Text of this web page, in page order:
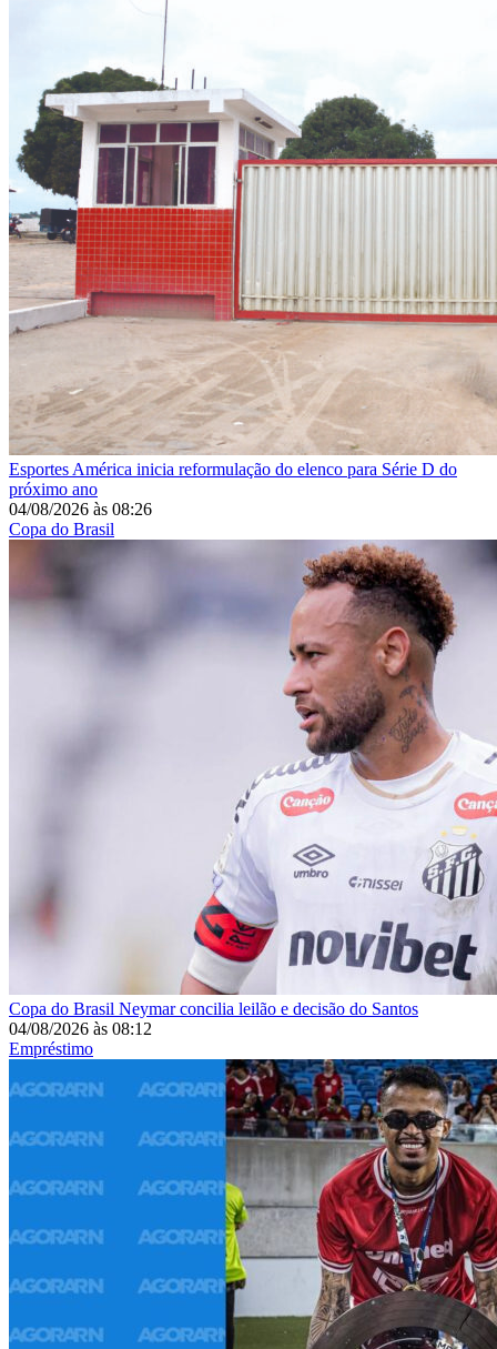
Esportes América inicia reformulação do elenco para Série D do
próximo ano
04/08/2026 às 08:26
Copa do Brasil
Copa do Brasil Neymar concilia leilão e decisão do Santos
04/08/2026 às 08:12
Empréstimo